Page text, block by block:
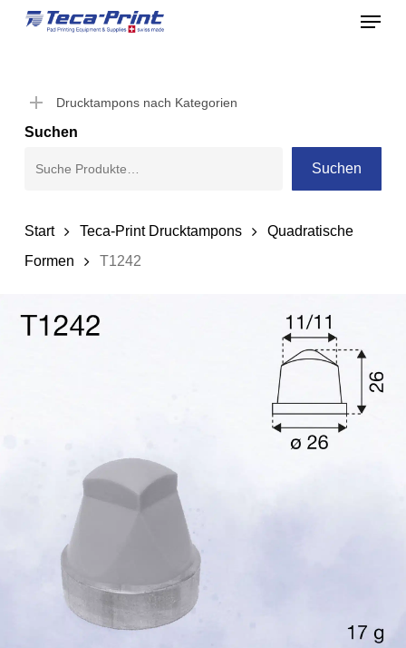
Skip
content
Menu
Drucktampons nach Kategorien
Suchen
Suchen
Start Teca-Print Drucktampons
Quadratische
Formen
T1242